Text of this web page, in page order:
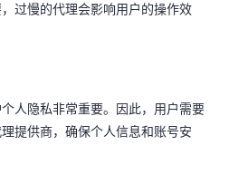
过慢的代理会影响用户的操作效
人隐私非常重要。因此，用户需要
提供商，确保个人信息和账号安